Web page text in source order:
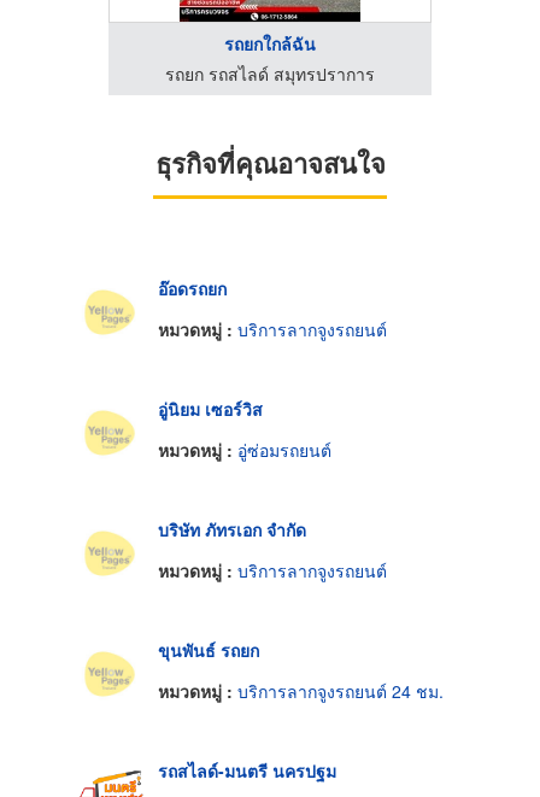
รถยกใกล้ฉัน
รถยก รถสไลด์ สมุทรปราการ
ธุรกิจที่คุณอาจสนใจ
อ๊อดรถยก
หมวดหมู่ : บริการลากจูงรถยนต์
อู่นิยม เซอร์วิส
หมวดหมู่ : อู่ซ่อมรถยนต์
บริษัท ภัทรเอก จำกัด
หมวดหมู่ : บริการลากจูงรถยนต์
ขุนพันธ์ รถยก
หมวดหมู่ : บริการลากจูงรถยนต์ 24 ชม.
รถสไลด์-มนตรี นครปฐม